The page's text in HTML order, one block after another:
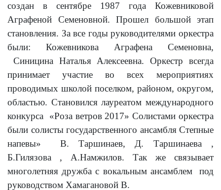
создан в сентябре 1987 года Кожевниковой
Аграфеной Семеновной. Прошел большой этап
становления. За все годы руководителями оркестра
были: Кожевникова Аграфена Семеновна,
Синицина Наталья Алексеевна. Оркестр всегда
принимает участие во всех мероприятиях
проводимых школой поселком, районом, округом,
областью. Становился лауреатом международного
конкурса «Роза ветров 2017» Солистами оркестра
были солисты государственного ансамбля Степные
напевы» В. Таршинаев, Д. Таршинаева ,
Б.Гилязова , А.Намжилов. Так же связывает
многолетняя дружба с вокальным ансамблем под
руководством Хамагановой В.